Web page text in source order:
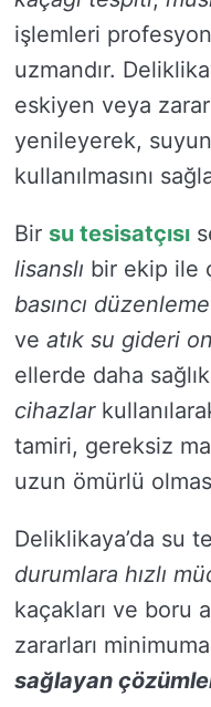
işlemleri
uzmandır.
eskiyen veya
yenileyerek,
kullanılmasını
Bir su tesisatçısı
lisanslı bir ekip ile
basıncı düzenleme
ve atık su gideri
ellerde daha
cihazlar
tamiri, gereksiz
uzun ömürlü
Deliklikaya’da su
durumlara hızlı
kaçakları ve boru
zararları
sağlayan